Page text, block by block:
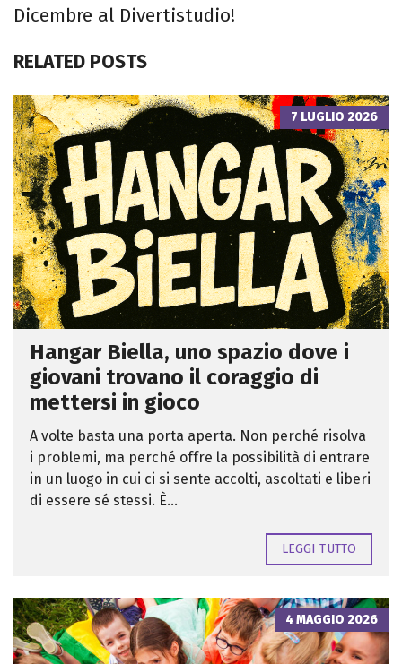
Dicembre al Divertistudio!
RELATED POSTS
7 LUGLIO 2026
Hangar Biella, uno spazio dove i
giovani trovano il coraggio di
mettersi in gioco
A volte basta una porta aperta. Non perché risolva
i problemi, ma perché offre la possibilità di entrare
in un luogo in cui ci si sente accolti, ascoltati e liberi
di essere sé stessi. È...
LEGGI TUTTO
4 MAGGIO 2026